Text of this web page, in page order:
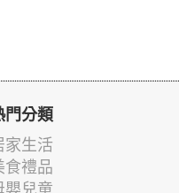
門分類
家生活
食禮品